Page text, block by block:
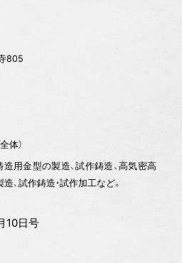
805
体）
用金型の製造、試作鋳造、高気密高
、試作鋳造・試作加工など。
10日号